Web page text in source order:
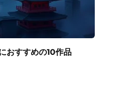
おすすめの10作品